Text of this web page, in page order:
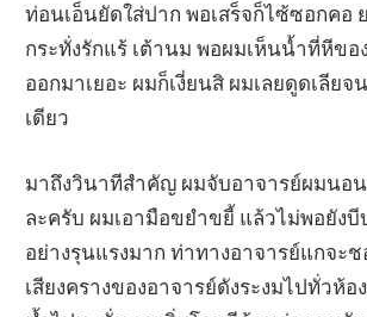
ท่อนเอ็นยัดใส่ปาก พอเสร็จก็ไซ้ซอกคอ
กระทั่งรักแร้ เต้านม พอผมเห็นน้ำที่หีขอ
ออกมาเยอะ ผมก็เงี่ยนสิ ผมเลยดูดเลียจ
เดียว
มาถึงวินาทีสำคัญ ผมจับอาจารย์ผมนอ
ละครับ ผมเอามือขยำขยี้ แล้วไม่พอยัง
อย่างรุนแรงมาก ท่าทางอาจารย์แกจะ
เสียงครางของอาจารย์ดังระงมไปทั่วห้อ